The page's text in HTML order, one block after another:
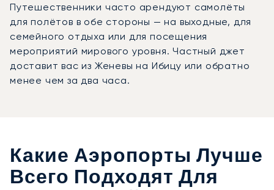
Путешественники часто арендуют самолёты
для полётов в обе стороны — на выходные, для
семейного отдыха или для посещения
мероприятий мирового уровня. Частный джет
доставит вас из Женевы на Ибицу или обратно
менее чем за два часа.
Какие Аэропорты Лучше
Всего Подходят Для